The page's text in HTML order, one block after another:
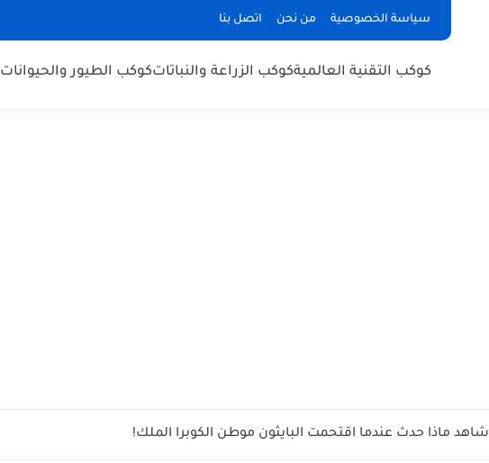
سياسة الخصوصية من نحن اتصل بنا
كوكب التقنية العالميةكوكب الزراعة والنباتاتكوكب الطيور والحيوانات
شاهد ماذا حدث عندما اقتحمت البايثون موطن الكوبرا الملك!